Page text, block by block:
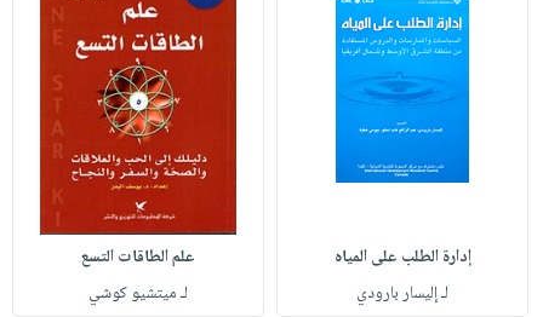
إدارة الطلب على المياه
لـ إليسار بارودي
علم الطاقات التسع
لـ ميتشيو كوشي